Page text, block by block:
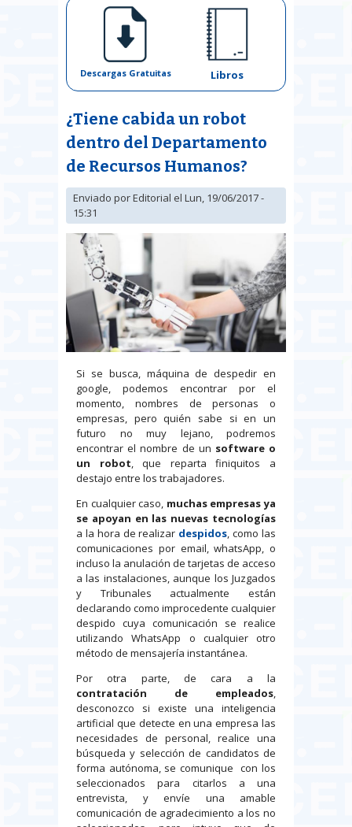
Descargas Gratuitas Libros
¿Tiene cabida un robot
dentro del Departamento
de Recursos Humanos?
Enviado porEditorial el Lun, 19/06/2017 -
15:31
Si se busca, máquina de despedir en
google, podemos encontrar por el
momento, nombres de personas o
empresas, pero quién sabe si en un
futuro no muy lejano, podremos
encontrar el nombre de un software o
un robot, que reparta finiquitos a
destajo entre los trabajadores.
En cualquier caso, muchas empresas ya
se apoyan en las nuevas tecnologías
a la hora de realizar despidos, como las
comunicaciones por email, whatsApp, o
incluso la anulación de tarjetas de acceso
a las instalaciones, aunque los Juzgados
y Tribunales actualmente están
declarando como improcedente cualquier
despido cuya comunicación se realice
utilizando WhatsApp o cualquier otro
método de mensajería instantánea.
Por otra parte, de cara a la
contratación de empleados,
desconozco si existe una inteligencia
artificial que detecte en una empresa las
necesidades de personal, realice una
búsqueda y selección de candidatos de
forma autónoma, se comunique con los
seleccionados para citarlos a una
entrevista, y envíe una amable
comunicación de agradecimiento a los no